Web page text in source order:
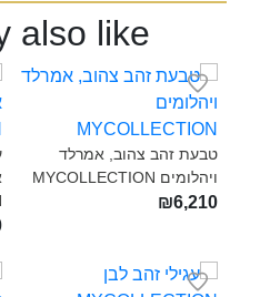
also like
טבעת זהב צהוב, אמרלד
ויהלומים MYCOLLECTION‎
₪6,210